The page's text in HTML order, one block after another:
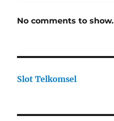
No comments to show.
Slot Telkomsel